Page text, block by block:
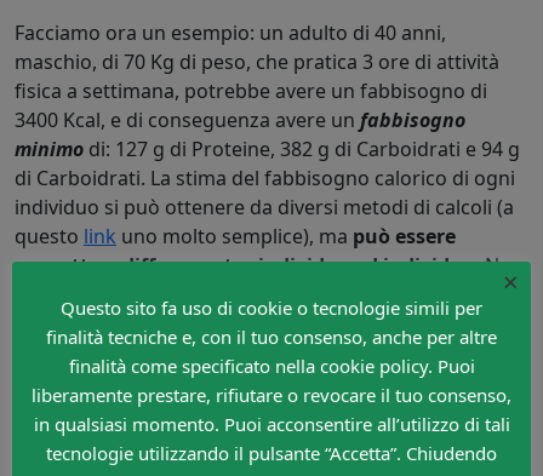
Facciamo ora un esempio: un adulto di 40 anni,
maschio, di 70 Kg di peso, che pratica 3 ore di attività
fisica a settimana, potrebbe avere un fabbisogno di
3400 Kcal, e di conseguenza avere un fabbisogno
minimo di: 127 g di Proteine, 382 g di Carboidrati e 94 g
di Carboidrati. La stima del fabbisogno calorico di ogni
individuo si può ottenere da diversi metodi di calcoli (a
questo link uno molto semplice), ma può essere
soggetto a differenze tra individuo ed individuo. Non
volesse approfondire l’argomento consigliamo ilprimo
dei 3 libri di Roberto Albanesi sull’alimentazione
Vediamo ora i macronutrienti nel dettaglio.
PROTEINE
Tra le varie
×
Questo sito fa uso di cookie o tecnologie simili per
finalità tecniche e, con il tuo consenso, anche per altre
finalità come specificato nella cookie policy. Puoi
liberamente prestare, rifiutare o revocare il tuo consenso,
in qualsiasi momento. Puoi acconsentire all’utilizzo di tali
tecnologie utilizzando il pulsante “Accetta”. Chiudendo